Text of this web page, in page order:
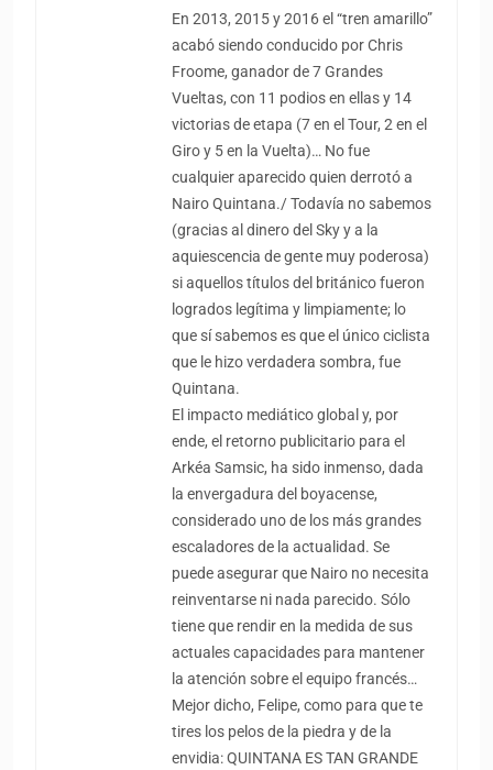
En 2013, 2015 y 2016 el “tren amarillo”
acabó siendo conducido por Chris
Froome, ganador de 7 Grandes
Vueltas, con 11 podios en ellas y 14
victorias de etapa (7 en el Tour, 2 en el
Giro y 5 en la Vuelta)… No fue
cualquier aparecido quien derrotó a
Nairo Quintana./ Todavía no sabemos
(gracias al dinero del Sky y a la
aquiescencia de gente muy poderosa)
si aquellos títulos del británico fueron
logrados legítima y limpiamente; lo
que sí sabemos es que el único ciclista
que le hizo verdadera sombra, fue
Quintana.
El impacto mediático global y, por
ende, el retorno publicitario para el
Arkéa Samsic, ha sido inmenso, dada
la envergadura del boyacense,
considerado uno de los más grandes
escaladores de la actualidad. Se
puede asegurar que Nairo no necesita
reinventarse ni nada parecido. Sólo
tiene que rendir en la medida de sus
actuales capacidades para mantener
la atención sobre el equipo francés…
Mejor dicho, Felipe, como para que te
tires los pelos de la piedra y de la
envidia: QUINTANA ES TAN GRANDE